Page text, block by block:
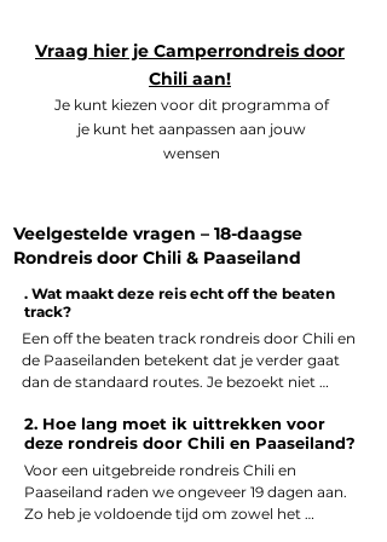
Je kunt kiezen voor dit programma of
je kunt het aanpassen aan jouw
wensen
Vraag hier je Camperrondreis door
Chili aan!
Veelgestelde vragen – 18-daagse
Rondreis door Chili & Paaseiland
. Wat maakt deze reis echt off the beaten
track?
Een off the beaten track rondreis door Chili en
de Paaseilanden betekent dat je verder gaat
dan de standaard routes. Je bezoekt niet
ook minder ontdekte plekken zoals Arica,
Iquique en de Elqui-vallei. Bovendien verblijf je
vijf dagen op het mystieke Paaseiland, waar je
de iconische Moai-beelden, kraters en verlaten
stranden ontdekt. Zo beleef je een unieke
2. Hoe lang moet ik uittrekken voor
deze rondreis door Chili en Paaseiland?
Voor een uitgebreide rondreis Chili en
Paaseiland raden we ongeveer 19 dagen aan.
Zo heb je voldoende tijd om zowel het